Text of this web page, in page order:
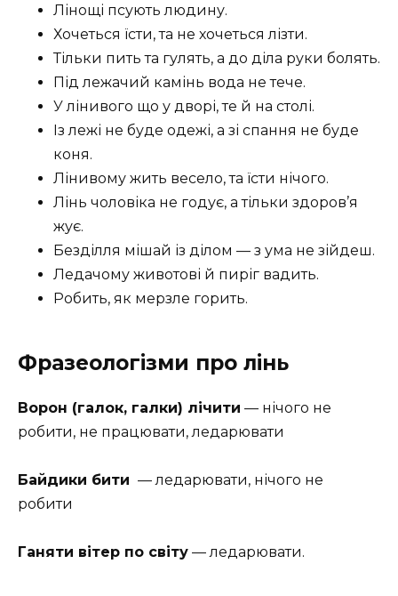
Лінощі псують людину.
Хочеться їсти, та не хочеться лізти.
Тільки пить та гулять, а до діла руки болять.
Під лежачий камінь вода не тече.
У лінивого що у дворі, те й на столі.
Із лежі не буде одежі, а зі спання не буде
коня.
Лінивому жить весело, та їсти нічого.
Лінь чоловіка не годує, а тільки здоров’я
жує.
Безділля мішай із ділом — з ума не зійдеш.
Ледачому животові й пиріг вадить.
Робить, як мерзле горить.
Фразеологізми про лінь
Ворон (галок, галки) лічити — нічого не
робити, не працювати, ледарювати
Байдики бити — ледарювати, нічого не
робити
Ганяти вітер по світу — ледарювати.